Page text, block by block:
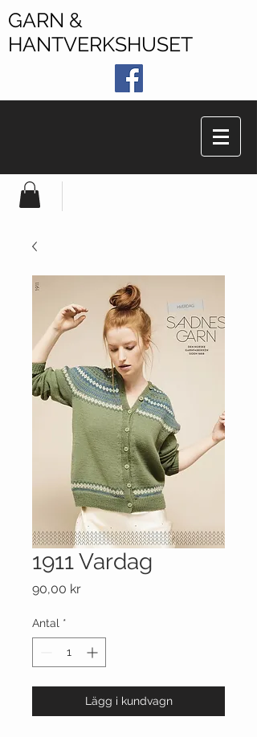
GARN &
HANTVERKSHUSET
1911 Vardag
90,00 krPris
Antal *
Lägg i kundvagn